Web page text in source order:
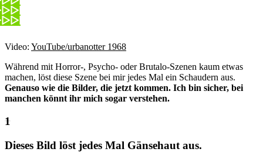
Video: YouTube/urbanotter 1968
Während mit Horror-, Psycho- oder Brutalo-Szenen kaum etwas
machen, löst diese Szene bei mir jedes Mal ein Schaudern aus.
Genauso wie die Bilder, die jetzt kommen. Ich bin sicher, bei
manchen könnt ihr mich sogar verstehen.
Dieses Bild löst jedes Mal Gänsehaut aus.